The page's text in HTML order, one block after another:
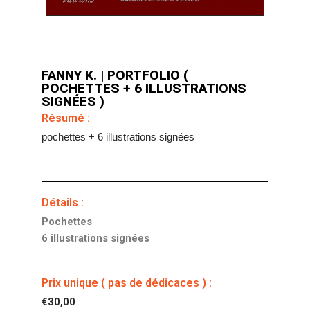
FANNY K. | PORTFOLIO (
POCHETTES + 6 ILLUSTRATIONS
SIGNÉES )
Résumé :
pochettes + 6 illustrations signées
Détails :
Pochettes
6 illustrations signées
Prix unique ( pas de dédicaces ) :
€30,00